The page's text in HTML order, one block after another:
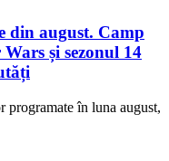
din august. Camp
și sezonul 14
programate în luna august,